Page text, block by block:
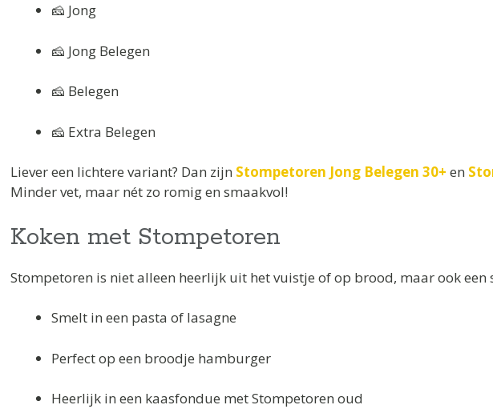
🧀 Jong
🧀 Jong Belegen
🧀 Belegen
🧀 Extra Belegen
Liever een lichtere variant? Dan zijn Stompetoren Jong Belegen 30+ en
Minder vet, maar nét zo romig en smaakvol!
Koken met Stompetoren
Stompetoren is niet alleen heerlijk uit het vuistje of op brood, maar ook een
Smelt in een pasta of lasagne
Perfect op een broodje hamburger
Heerlijk in een kaasfondue met Stompetoren oud